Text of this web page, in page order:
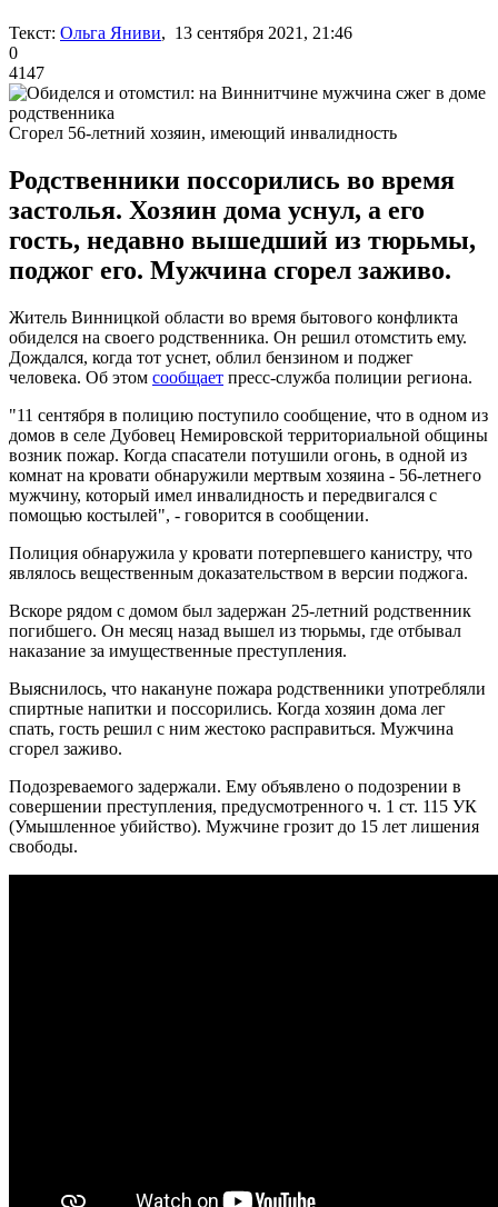
Текст: Ольга Яниви, 13 сентября 2021, 21:46
0
4147
Сгорел 56-летний хозяин, имеющий инвалидность
Родственники поссорились во время
застолья. Хозяин дома уснул, а его
гость, недавно вышедший из тюрьмы,
поджог его. Мужчина сгорел заживо.
Житель Винницкой области во время бытового конфликта
обиделся на своего родственника. Он решил отомстить ему.
Дождался, когда тот уснет, облил бензином и поджег
человека. Об этом сообщает пресс-служба полиции региона.
"11 сентября в полицию поступило сообщение, что в одном из
домов в селе Дубовец Немировской территориальной общины
возник пожар. Когда спасатели потушили огонь, в одной из
комнат на кровати обнаружили мертвым хозяина - 56-летнего
мужчину, который имел инвалидность и передвигался с
помощью костылей", - говорится в сообщении.
Полиция обнаружила у кровати потерпевшего канистру, что
являлось вещественным доказательством в версии поджога.
Вскоре рядом с домом был задержан 25-летний родственник
погибшего. Он месяц назад вышел из тюрьмы, где отбывал
наказание за имущественные преступления.
Выяснилось, что накануне пожара родственники употребляли
спиртные напитки и поссорились. Когда хозяин дома лег
спать, гость решил с ним жестоко расправиться. Мужчина
сгорел заживо.
Подозреваемого задержали. Ему объявлено о подозрении в
совершении преступления, предусмотренного ч. 1 ст. 115 УК
(Умышленное убийство). Мужчине грозит до 15 лет лишения
свободы.